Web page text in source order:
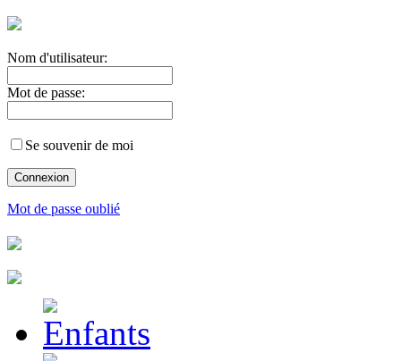
Nom d'utilisateur:
Mot de passe:
Se souvenir de moi
Mot de passe oublié